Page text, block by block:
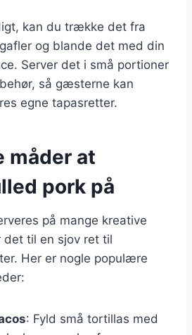
kan du trække det fra
og blande det med din
Server det i små portioner
så gæsterne kan
egne tapasretter.
måder at
pork på
på mange kreative
det til en sjov ret til
Her er nogle populære
: Fyld små tortillas med